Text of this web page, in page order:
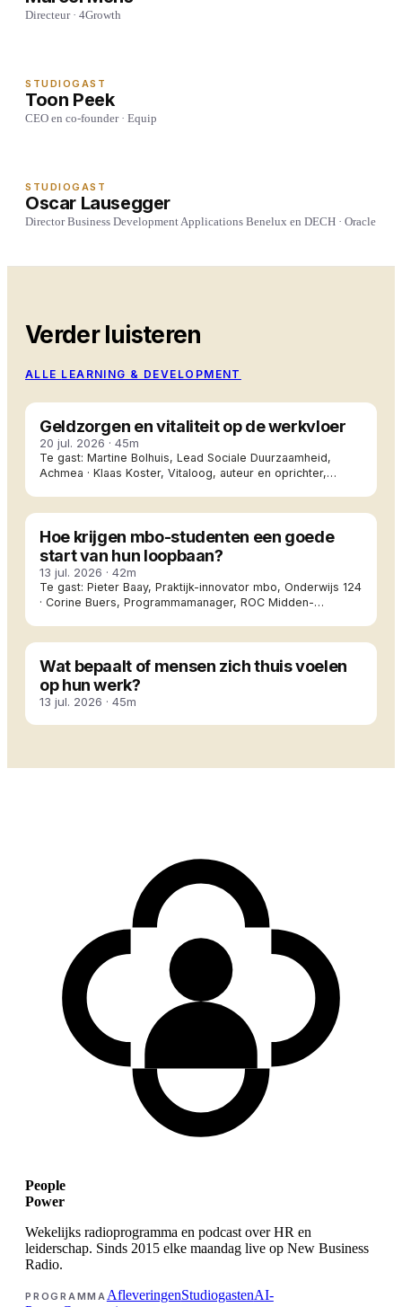
Directeur · 4Growth
STUDIOGAST
Toon Peek
CEO en co-founder · Equip
STUDIOGAST
Oscar Lausegger
Director Business Development Applications Benelux en DECH · Oracle
Verder luisteren
ALLE LEARNING & DEVELOPMENT
Geldzorgen en vitaliteit op de werkvloer
20 jul. 2026 · 45m
Te gast: Martine Bolhuis, Lead Sociale Duurzaamheid,
Achmea · Klaas Koster, Vitaloog, auteur en oprichter,
Hoe krijgen mbo-studenten een goede
start van hun loopbaan?
13 jul. 2026 · 42m
Te gast: Pieter Baay, Praktijk-innovator mbo, Onderwijs 124
· Corine Buers, Programmamanager, ROC Midden-
Wat bepaalt of mensen zich thuis voelen
op hun werk?
13 jul. 2026 · 45m
People
Power
Wekelijks radioprogramma en podcast over HR en
leiderschap. Sinds 2015 elke maandag live op New Business
Radio.
PROGRAMMA AfleveringenStudiogastenAI-